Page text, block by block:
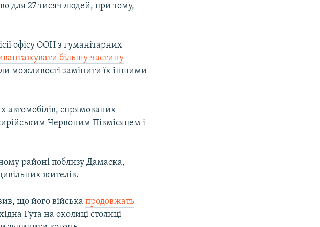
для 27 тисяч людей, при тому,
офісу ООН з гуманітарних
більшу частину
можливості замінити їх іншими
автомобілів, спрямованих
Червоним Півмісяцем і
районі поблизу Дамаска,
жителів.
що його військапродовжать
Гута на околиці столиці